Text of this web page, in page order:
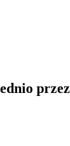
przez